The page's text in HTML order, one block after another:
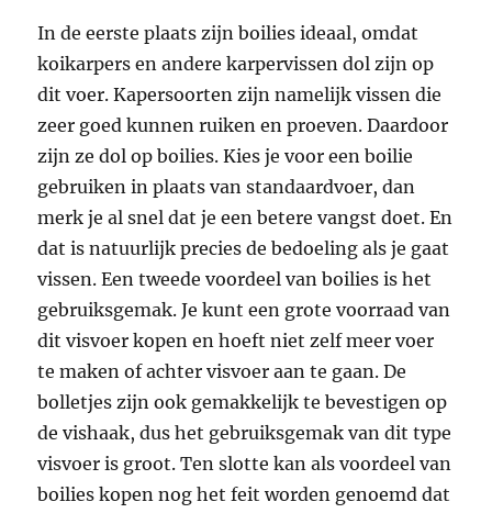
In de eerste plaats zijn boilies ideaal, omdat
koikarpers en andere karpervissen dol zijn op
dit voer. Kapersoorten zijn namelijk vissen die
zeer goed kunnen ruiken en proeven. Daardoor
zijn ze dol op boilies. Kies je voor een boilie
gebruiken in plaats van standaardvoer, dan
merk je al snel dat je een betere vangst doet. En
dat is natuurlijk precies de bedoeling als je gaat
vissen. Een tweede voordeel van boilies is het
gebruiksgemak. Je kunt een grote voorraad van
dit visvoer kopen en hoeft niet zelf meer voer
te maken of achter visvoer aan te gaan. De
bolletjes zijn ook gemakkelijk te bevestigen op
de vishaak, dus het gebruiksgemak van dit type
visvoer is groot. Ten slotte kan als voordeel van
boilies kopen nog het feit worden genoemd dat